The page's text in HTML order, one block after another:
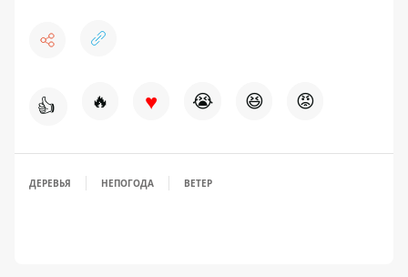
👍 🔥 ♥ 😭 😆 😡
ДЕРЕВЬЯ НЕПОГОДА ВЕТЕР